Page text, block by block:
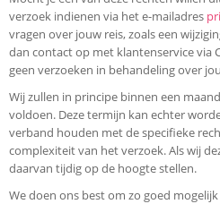
verzoek indienen via het e-mailadres
vragen over jouw reis, zoals een
dan contact op met klantenservice via
geen verzoeken in behandeling over
Wij zullen in principe binnen een
voldoen. Deze termijn kan echter
verband houden met de specifieke
complexiteit van het verzoek. Als wij
daarvan tijdig op de hoogte stellen.
We doen ons best om zo goed